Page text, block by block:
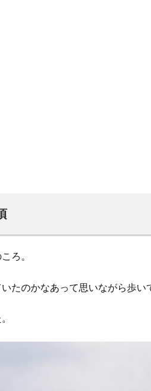
ろ。
たのかなあって思いながら歩い